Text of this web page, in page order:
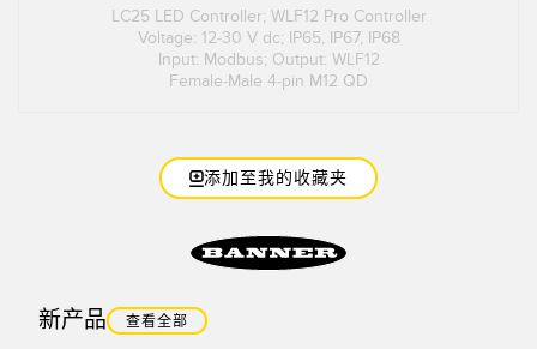
LC25 LED Controller; WLF12 Pro Controller
Voltage: 12-30 V dc; IP65, IP67, IP68
Input: Modbus; Output: WLF12
Female-Male 4-pin M12 QD
添加至我的收藏夹
新产品 查看全部